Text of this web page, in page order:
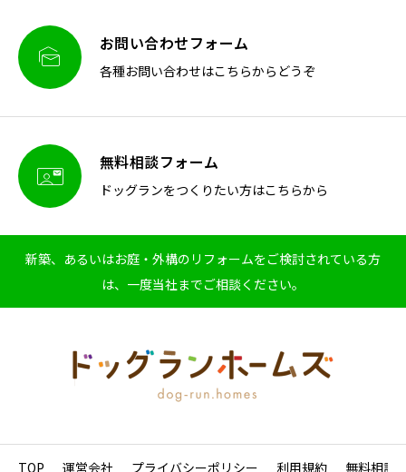
 お問い合わせフォーム
各種お問い合わせはこちらからどうぞ
 無料相談フォーム
ドッグランをつくりたい方はこちらから
新築、あるいはお庭・外構のリフォームをご検討されている方
は、一度当社までご相談ください。
TOP 運営会社 プライバシーポリシー 利用規約 無料相談